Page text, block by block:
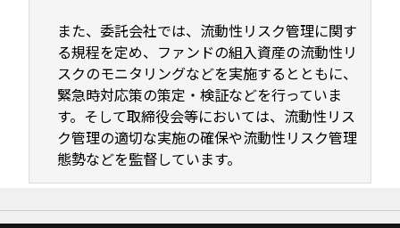
また、委託会社では、流動性リスク管理に関す
る規程を定め、ファンドの組入資産の流動性リ
スクのモニタリングなどを実施するとともに、
緊急時対応策の策定・検証などを行っていま
す。そして取締役会等においては、流動性リス
ク管理の適切な実施の確保や流動性リスク管理
態勢などを監督しています。